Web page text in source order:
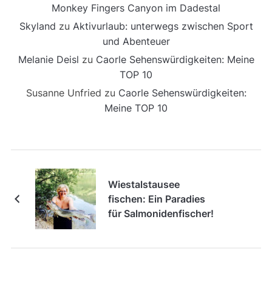
Monkey Fingers Canyon im Dadestal
Skyland zu Aktivurlaub: unterwegs zwischen Sport
und Abenteuer
Melanie Deisl zu Caorle Sehenswürdigkeiten: Meine
TOP 10
Susanne Unfried zu Caorle Sehenswürdigkeiten:
Meine TOP 10
Wiestalstausee
fischen: Ein Paradies
für Salmonidenfischer!